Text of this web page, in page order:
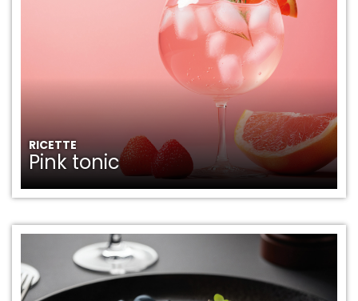
RICETTE
Pink tonic